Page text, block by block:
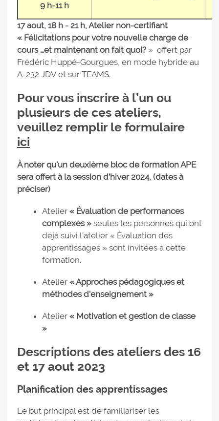
9 h-11 h
17 aout, 18 h - 21 h, Atelier non-certifiant
« Félicitations pour votre nouvelle charge de
cours …et maintenant on fait quoi? » offert par
Frédéric Huppé-Gourgues, en mode hybride au
A-232 JDV et sur TEAMS.
Pour vous inscrire à l’un ou
plusieurs de ces ateliers,
veuillez remplir le formulaire
ici
À noter qu'un deuxième bloc de formation APE
sera offert à la session d’hiver 2024, (dates à
préciser)
Atelier « Évaluation de performances
complexes » seules les personnes qui ont
déjà suivi l’atelier « Évaluation des
apprentissages » sont invitées à cette
formation.
Atelier « Approches pédagogiques et
méthodes d’enseignement »
Atelier « Motivation et gestion de classe
»
Descriptions des ateliers des 16
et 17 aout 2023
Planification des apprentissages
Le but principal est de familiariser les